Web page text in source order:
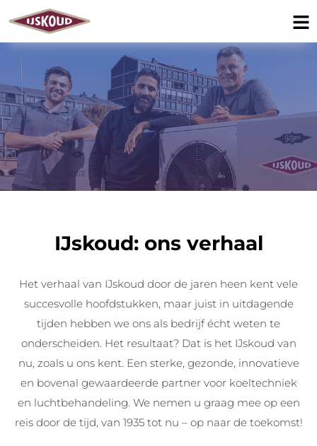
IJskoud: ons verhaal
Het verhaal van IJskoud door de jaren heen kent vele
succesvolle hoofdstukken, maar juist in uitdagende
tijden hebben we ons als bedrijf écht weten te
onderscheiden. Het resultaat? Dat is het IJskoud van
nu, zoals u ons kent. Een sterke, gezonde, innovatieve
en bovenal gewaardeerde partner voor koeltechniek
en luchtbehandeling. We nemen u graag mee op een
reis door de tijd, van 1935 tot nu – op naar de toekomst!